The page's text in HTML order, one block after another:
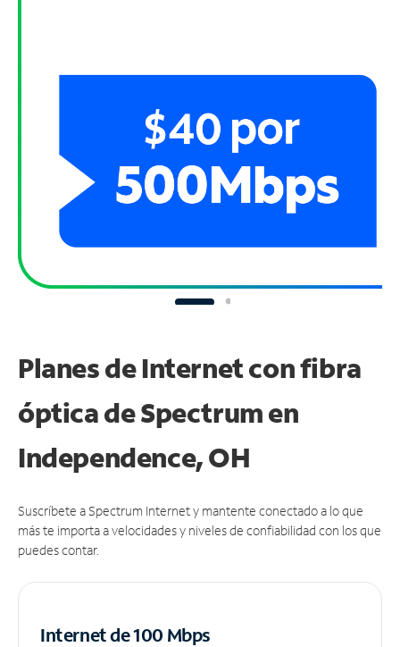
Planes de Internet con fibra
óptica de Spectrum en
Independence, OH
Suscríbete a Spectrum Internet y mantente conectado a lo que
más te importa a velocidades y niveles de confiabilidad con los que
puedes contar.
Internet de 100 Mbps